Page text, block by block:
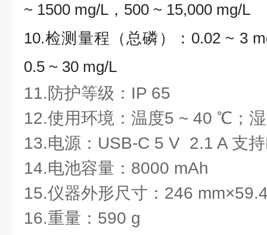
~ 1500 mg/L，500 ~ 15,000 mg/L
10.检测量程（总磷）：0.02 ~ 3
0.5 ~ 30 mg/L
11.防护等级：IP 65
12.使用环境：温度5 ~ 40 ℃；
13.电源：USB-C 5 V 2.1 A 支
14.电池容量：8000 mAh
15.仪器外形尺寸：246
16.重量：590 g